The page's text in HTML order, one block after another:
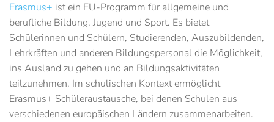
Erasmus+ ist ein EU-Programm für allgemeine und
berufliche Bildung, Jugend und Sport. Es bietet
Schülerinnen und Schülern, Studierenden, Auszubildenden,
Lehrkräften und anderen Bildungspersonal die Möglichkeit,
ins Ausland zu gehen und an Bildungsaktivitäten
teilzunehmen. Im schulischen Kontext ermöglicht
Erasmus+ Schüleraustausche, bei denen Schulen aus
verschiedenen europäischen Ländern zusammenarbeiten.